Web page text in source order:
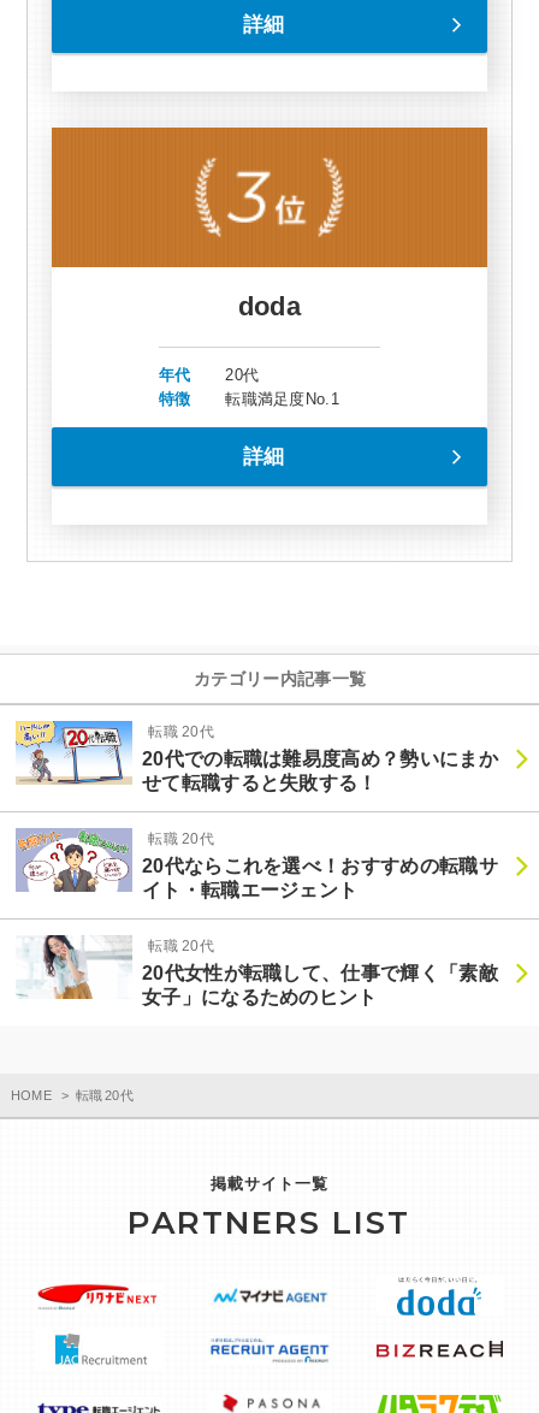
詳細
doda
年代
20代
特徴
転職満足度No.1
詳細
カテゴリー内記事一覧
20代での転職は難易度高め？勢いにまか
せて転職すると失敗する！
転職 20代
20代ならこれを選べ！おすすめの転職サ
イト・転職エージェント
転職 20代
20代女性が転職して、仕事で輝く「素敵
女子」になるためのヒント
転職 20代
HOME 転職 20代
掲載サイト一覧
PARTNERS LIST